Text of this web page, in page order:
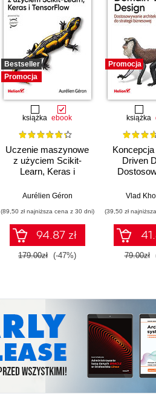
Bestseller
Promocja
książka ebook
Uczenie maszynowe
z użyciem Scikit-
Learn, Keras i
III
Aurélien Géron
(89,50 zł najniższa cena z 30 dni)
94.87 zł
179.00zł (-47%)
Promocja
książka
Driven
do
Vlad
(39,50 zł
79.00zł